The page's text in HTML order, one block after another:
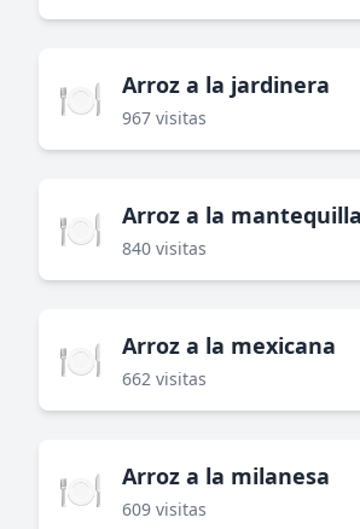
🍽️ Arroz a la jardinera
967 visitas
🍽️ Arroz a la mantequilla
840 visitas
🍽️ Arroz a la mexicana
662 visitas
🍽️ Arroz a la milanesa
609 visitas